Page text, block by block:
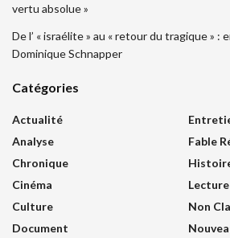
vertu absolue »
De l’ « israélite » au « retour du tragique » :
Dominique Schnapper
Catégories
Actualité
Analyse
Chronique
Cinéma
Culture
Document
Fable
Lecture
Non